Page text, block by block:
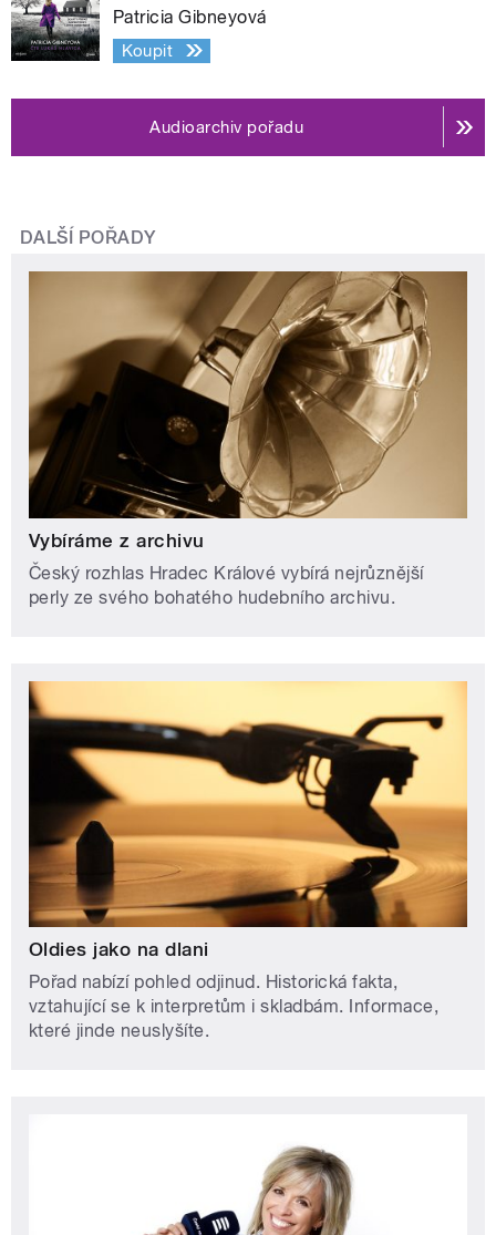
Patricia Gibneyová
Koupit
Audioarchiv pořadu
DALŠÍ POŘADY
Vybíráme z archivu
Český rozhlas Hradec Králové vybírá nejrůznější
perly ze svého bohatého hudebního archivu.
Oldies jako na dlani
Pořad nabízí pohled odjinud. Historická fakta,
vztahující se k interpretům i skladbám. Informace,
které jinde neuslyšíte.